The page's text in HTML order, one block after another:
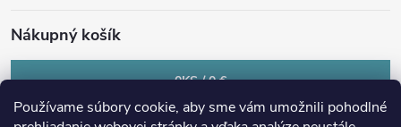
Používame súbory cookie, aby sme vám umožnili pohodlné
Nákupný košík
0KS /0 €